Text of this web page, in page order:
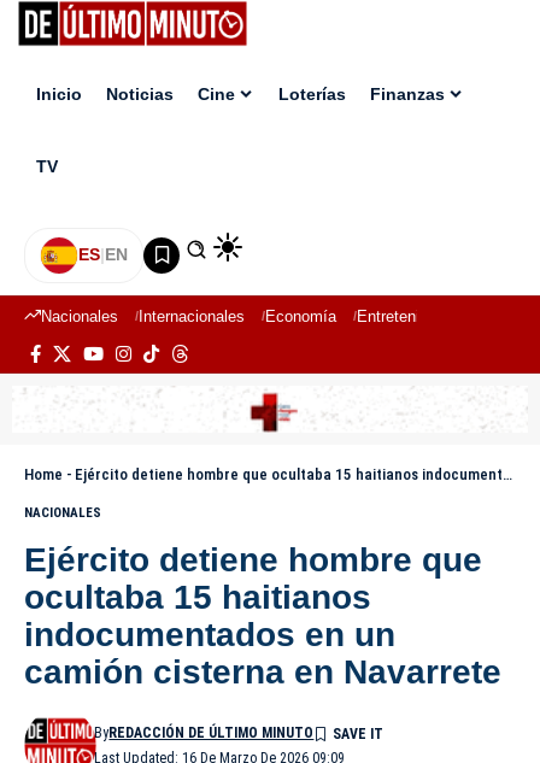
Inicio Noticias Cine Loterías Finanzas
TV
ES|EN
Nacionales Internacionales Economía Entretenimiento
Home - Ejército detiene hombre que ocultaba 15 haitianos indocumentados en un camión cisterna en Navarrete
NACIONALES
Ejército detiene hombre que
ocultaba 15 haitianos
indocumentados en un
camión cisterna en Navarrete
Last Updated: 16 De Marzo De 2026 09:09
ByREDACCIÓN DE ÚLTIMO MINUTO